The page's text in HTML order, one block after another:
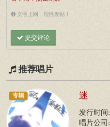
文明上网，理性发帖！
提交评论
推荐唱片
专辑 迷
发行时间:
唱片公司: